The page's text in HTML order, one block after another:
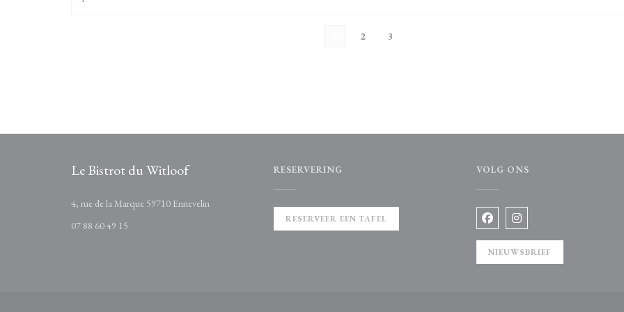
2 3
Le Bistrot du Witloof
4, rue de la Marque 59710 Ennevelin
07 88 60 49 15
RESERVERING
RESERVEER EEN TAFEL
VOLG ONS
Facebook ((opent in een nieuw
Instagram ((opent in een
NIEUWSBRIEF